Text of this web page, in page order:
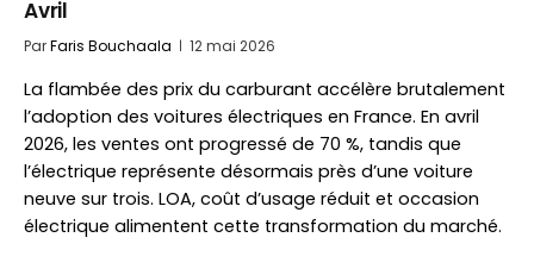
Avril
ParFaris Bouchaala 12 mai 2026
La flambée des prix du carburant accélère brutalement
l’adoption des voitures électriques en France. En avril
2026, les ventes ont progressé de 70 %, tandis que
l’électrique représente désormais près d’une voiture
neuve sur trois. LOA, coût d’usage réduit et occasion
électrique alimentent cette transformation du marché.